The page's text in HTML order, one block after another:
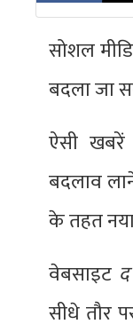
सोशल
बदला जा
ऐसी
बदलाव
के तहत
वेबसाइट
सीधे तौर